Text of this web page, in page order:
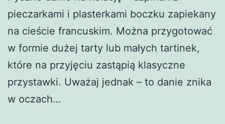
pieczarkami i plasterkami boczku zapiekany
na cieście francuskim. Można przygotować
w formie dużej tarty lub małych tartinek,
które na przyjęciu zastąpią klasyczne
przystawki. Uważaj jednak – to danie znika
w oczach…